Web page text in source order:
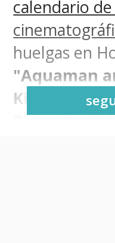
calendario
huelgas en
"Aquaman
Kingdom"
Reino
presentó